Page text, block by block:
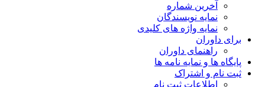
آخرین شماره
نمایه نویسندگان
نمایه واژه های کلیدی
برای داوران
راهنمای داوران
پایگاه ها و نمایه نامه ها
ثبت نام و اشتراک
اطلاعات ثبت نام